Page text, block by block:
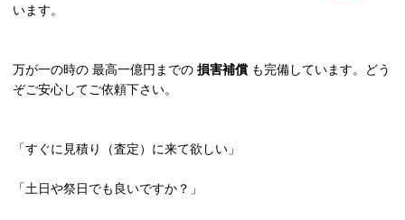
います。
万が一の時の 最高一億円までの 損害補償 も完備しています。どう
ぞご安心してご依頼下さい。
「すぐに見積り（査定）に来て欲しい」
「土日や祭日でも良いですか？」